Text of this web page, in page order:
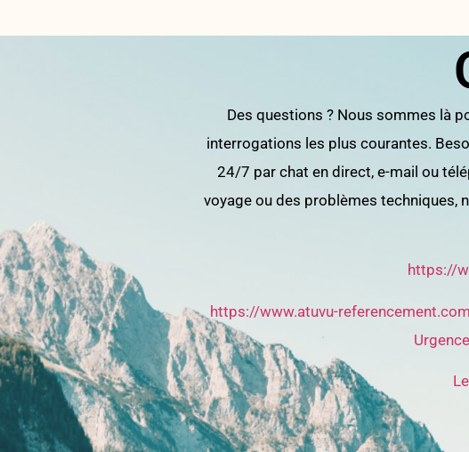
Des questions ? Nous sommes là
interrogations les plus courantes.
24/7 par chat en direct, e-mail ou
voyage ou des problèmes techniques,
https://
https://www.atuvu-